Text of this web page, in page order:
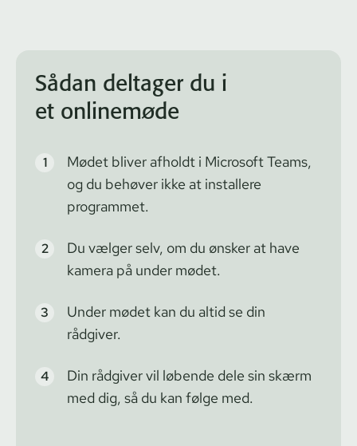
Sådan deltager du i
et onlinemøde
Mødet bliver afholdt i Microsoft Teams,
og du behøver ikke at installere
programmet.
Du vælger selv, om du ønsker at have
kamera på under mødet.
Under mødet kan du altid se din
rådgiver.
Din rådgiver vil løbende dele sin skærm
med dig, så du kan følge med.